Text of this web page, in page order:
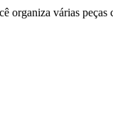
organiza várias